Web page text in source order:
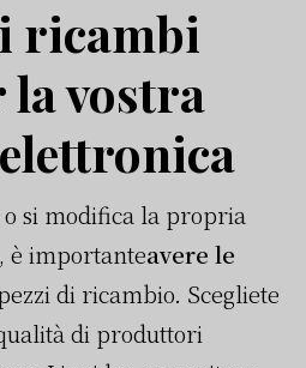
ricambi
vostra
o si modifica la propria
è importanteavere le
di ricambio. Scegliete
di produttori